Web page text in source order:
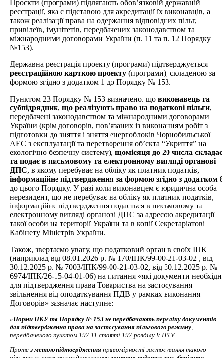
Проєкти (програми) підлягають обов’язковій державній
реєстрації, яка є підставою для акредитації їх виконавців, а
також реалізації права на одержання відповідних пільг,
привілеїв, імунітетів, передбачених законодавством та
міжнародними договорами України (п. 11 та п. 12 Порядку
№153).
Державна реєстрація проекту (програми) підтверджується
реєстраційною карткою проекту (програми), складеною за
формою згідно з додатком 1 до Порядку № 153.
Пунктом 23 Порядку № 153 визначено, що виконавець та
субпідрядник, що реалізують право на податкові пільги,
передбачені законодавством та міжнародними договорами
України (крім договорів, пов’язаних із виконанням робіт з
підготовки до зняття і зняття енергоблоків Чорнобильської
АЕС з експлуатації та перетворення об’єкта “Укриття” на
екологічно безпечну систему), щомісяця до 20 числа складає
та подає в письмовому та електронному вигляді органові
ДПС, в якому перебуває на обліку як платник податків,
інформаційне підтвердження за формою згідно з додатком
до цього Порядку. У разі коли виконавцем є юридична особа –
нерезидент, що не перебуває на обліку як платник податків,
інформаційне підтвердження подається в письмовому та
електронному вигляді органові ДПС за адресою акредитації
такої особи на території України та в копії Секретаріатові
Кабінету Міністрів України.
Також, звертаємо увагу, що податковий орган в своїх ІПК
(наприклад від 08.01.2026 р. № 170/ІПК/99-00-21-03-02 , від
30.12.2025 р. № 7003/ІПК/99-00-21-03-02, від 30.12.2025 р. №
6974/ІПК/26-15-04-01-06) на питання «які документи
для підтвердження права Товариства на застосування
звільнення від оподаткування ПДВ у рамках виконання
Договорів» зазначає наступне:
«Норми ПКУ та Порядку № 153 не передбачають переліку документів
для підтвердження права на застосування пільгового режиму
передбаченого пунктом 197.11 статті 197 розділу V ПКУ.
Проте з метою підтвердження правомірності застосування такого